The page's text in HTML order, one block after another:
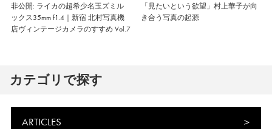
非公開: ライカの超希少名玉ズミル
ックス35mm f1.4｜新宿 北村写真機
店ヴィンテージカメラのすすめ Vol.7
「見たいという欲望」村上華子が向
き合う写真の起源
カテゴリで探す
ARTICLES